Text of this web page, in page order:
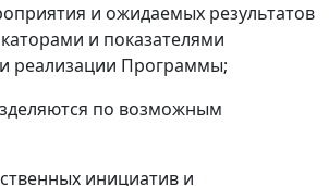
и ожидаемых результатов
и показателями
реализации Программы;
по возможным
инициатив и